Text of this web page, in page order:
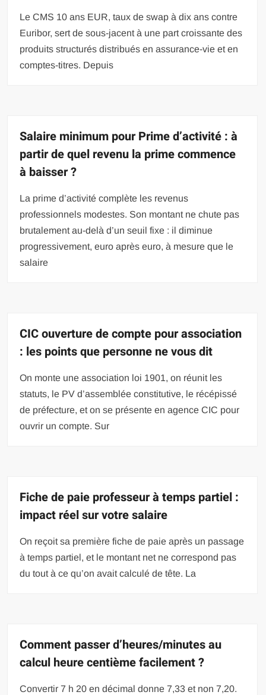
Le CMS 10 ans EUR, taux de swap à dix ans contre
Euribor, sert de sous-jacent à une part croissante des
produits structurés distribués en assurance-vie et en
comptes-titres. Depuis
Salaire minimum pour Prime d’activité : à
partir de quel revenu la prime commence
à baisser ?
La prime d’activité complète les revenus
professionnels modestes. Son montant ne chute pas
brutalement au-delà d’un seuil fixe : il diminue
progressivement, euro après euro, à mesure que le
salaire
CIC ouverture de compte pour association
: les points que personne ne vous dit
On monte une association loi 1901, on réunit les
statuts, le PV d’assemblée constitutive, le récépissé
de préfecture, et on se présente en agence CIC pour
ouvrir un compte. Sur
Fiche de paie professeur à temps partiel :
impact réel sur votre salaire
On reçoit sa première fiche de paie après un passage
à temps partiel, et le montant net ne correspond pas
du tout à ce qu’on avait calculé de tête. La
Comment passer d’heures/minutes au
calcul heure centième facilement ?
Convertir 7 h 20 en décimal donne 7,33 et non 7,20.